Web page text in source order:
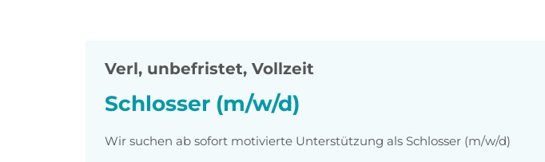
Verl, unbefristet, Vollzeit
Schlosser (m/w/d)
Wir suchen ab sofort motivierte Unterstützung als Schlosser (m/w/d)